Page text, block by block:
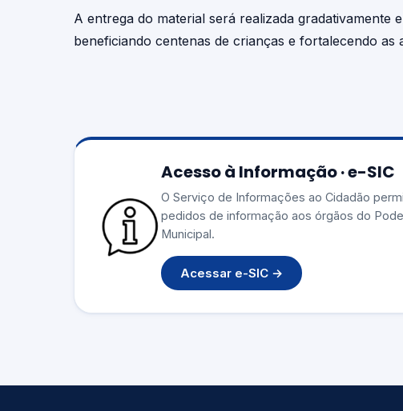
A entrega do material será realizada gradativamente
beneficiando centenas de crianças e fortalecendo as
Acesso à Informação · e-SIC
O Serviço de Informações ao Cidadão
pedidos de informação aos órgãos do
Municipal.
Acessar e-SIC →